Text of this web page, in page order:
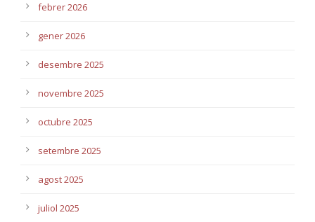
febrer 2026
gener 2026
desembre 2025
novembre 2025
octubre 2025
setembre 2025
agost 2025
juliol 2025